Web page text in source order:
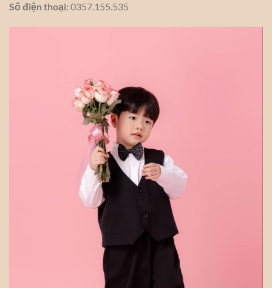
Số điện thoại: 0357.155.535